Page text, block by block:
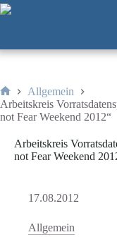
Zum
Inhalt
Start
Allgemein
Arbeitskreis
not Fear Weekend 2012“
Arbeitskreis
not Fear Weekend
17.08.2012
Allgemein